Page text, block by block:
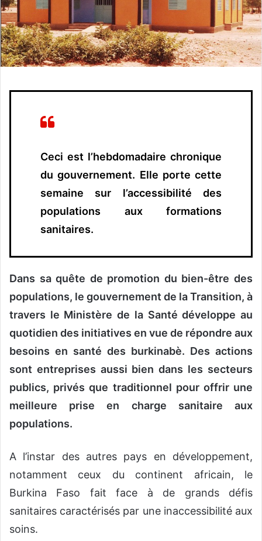
c
o
u
Ceci est l’hebdomadaire chronique
du gouvernement. Elle porte cette
semaine sur l’accessibilité des
populations aux formations
sanitaires.
Dans sa quête de promotion du bien-être des
populations, le gouvernement de la Transition, à
travers le Ministère de la Santé développe au
quotidien des initiatives en vue de répondre aux
besoins en santé des burkinabè. Des actions
sont entreprises aussi bien dans les secteurs
publics, privés que traditionnel pour offrir une
meilleure prise en charge sanitaire aux
populations.
A l’instar des autres pays en développement,
notamment ceux du continent africain, le
Burkina Faso fait face à de grands défis
sanitaires caractérisés par une inaccessibilité aux
soins.